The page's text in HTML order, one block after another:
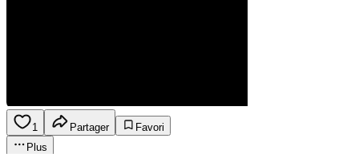
1 Partager
Favori
Plus